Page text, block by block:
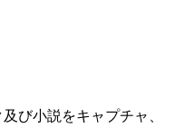
び小説をキャプチャ、